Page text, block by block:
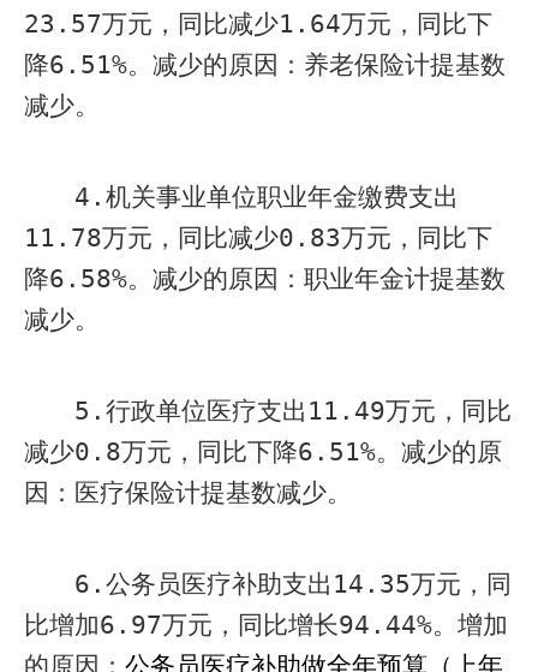
23.57万元，同比减少1.64万元，同比下
降6.51%。减少的原因：养老保险计提基数
减少。
4.机关事业单位职业年金缴费支出
11.78万元，同比减少0.83万元，同比下
降6.58%。减少的原因：职业年金计提基数
减少。
5.行政单位医疗支出 11.49万元，同比
减少0.8万元，同比下降6.51%。减少的原
因：医疗保险计提基数减少。
6.公务员医疗补助支出 14.35万元，同
比增加6.97万元，同比增长94.44%。增加
的原因： 公务员医疗补助做全年预算（上年